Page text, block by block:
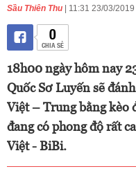
Sầu Thiên Thu | 11:31 23/03/2019
0
CHIA SẺ
18h00 ngày hôm nay
Quốc Sơ Luyến sẽ
Việt – Trung bằng kèo
đang có phong độ rất
Việt - BiBi.